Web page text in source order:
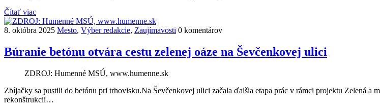
Čítať viac
8. októbra 2025 Mesto, Výber redakcie, Zaujímavosti 0 komentárov
Búranie betónu otvára cestu zelenej oáze na Ševčenkovej ulici
ZDROJ: Humenné MSÚ, www.humenne.sk
Zbíjačky sa pustili do betónu pri trhovisku.Na Ševčenkovej ulici začala ďalšia etapa prác v rámci projektu Zelená a
rekonštrukcii…